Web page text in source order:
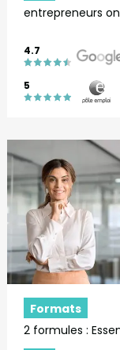
entrepreneurs
4.7
5
Formats
2 formules :